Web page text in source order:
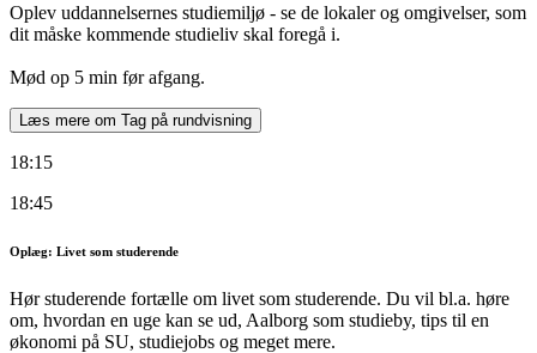
Oplev uddannelsernes studiemiljø - se de lokaler og omgivelser, som
dit måske kommende studieliv skal foregå i.
Mød op 5 min før afgang.
Læs mere om Tag på rundvisning
18:15
18:45
Oplæg: Livet som studerende
Hør studerende fortælle om livet som studerende. Du vil bl.a. høre
om, hvordan en uge kan se ud, Aalborg som studieby, tips til en
økonomi på SU, studiejobs og meget mere.